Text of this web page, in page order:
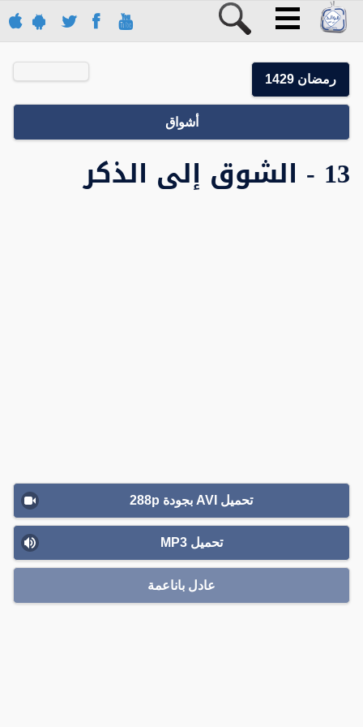
رمضان 1429
أشواق
13 - الشوق إلى الذكر
تحميل AVI بجودة 288p
تحميل MP3
عادل باناعمة